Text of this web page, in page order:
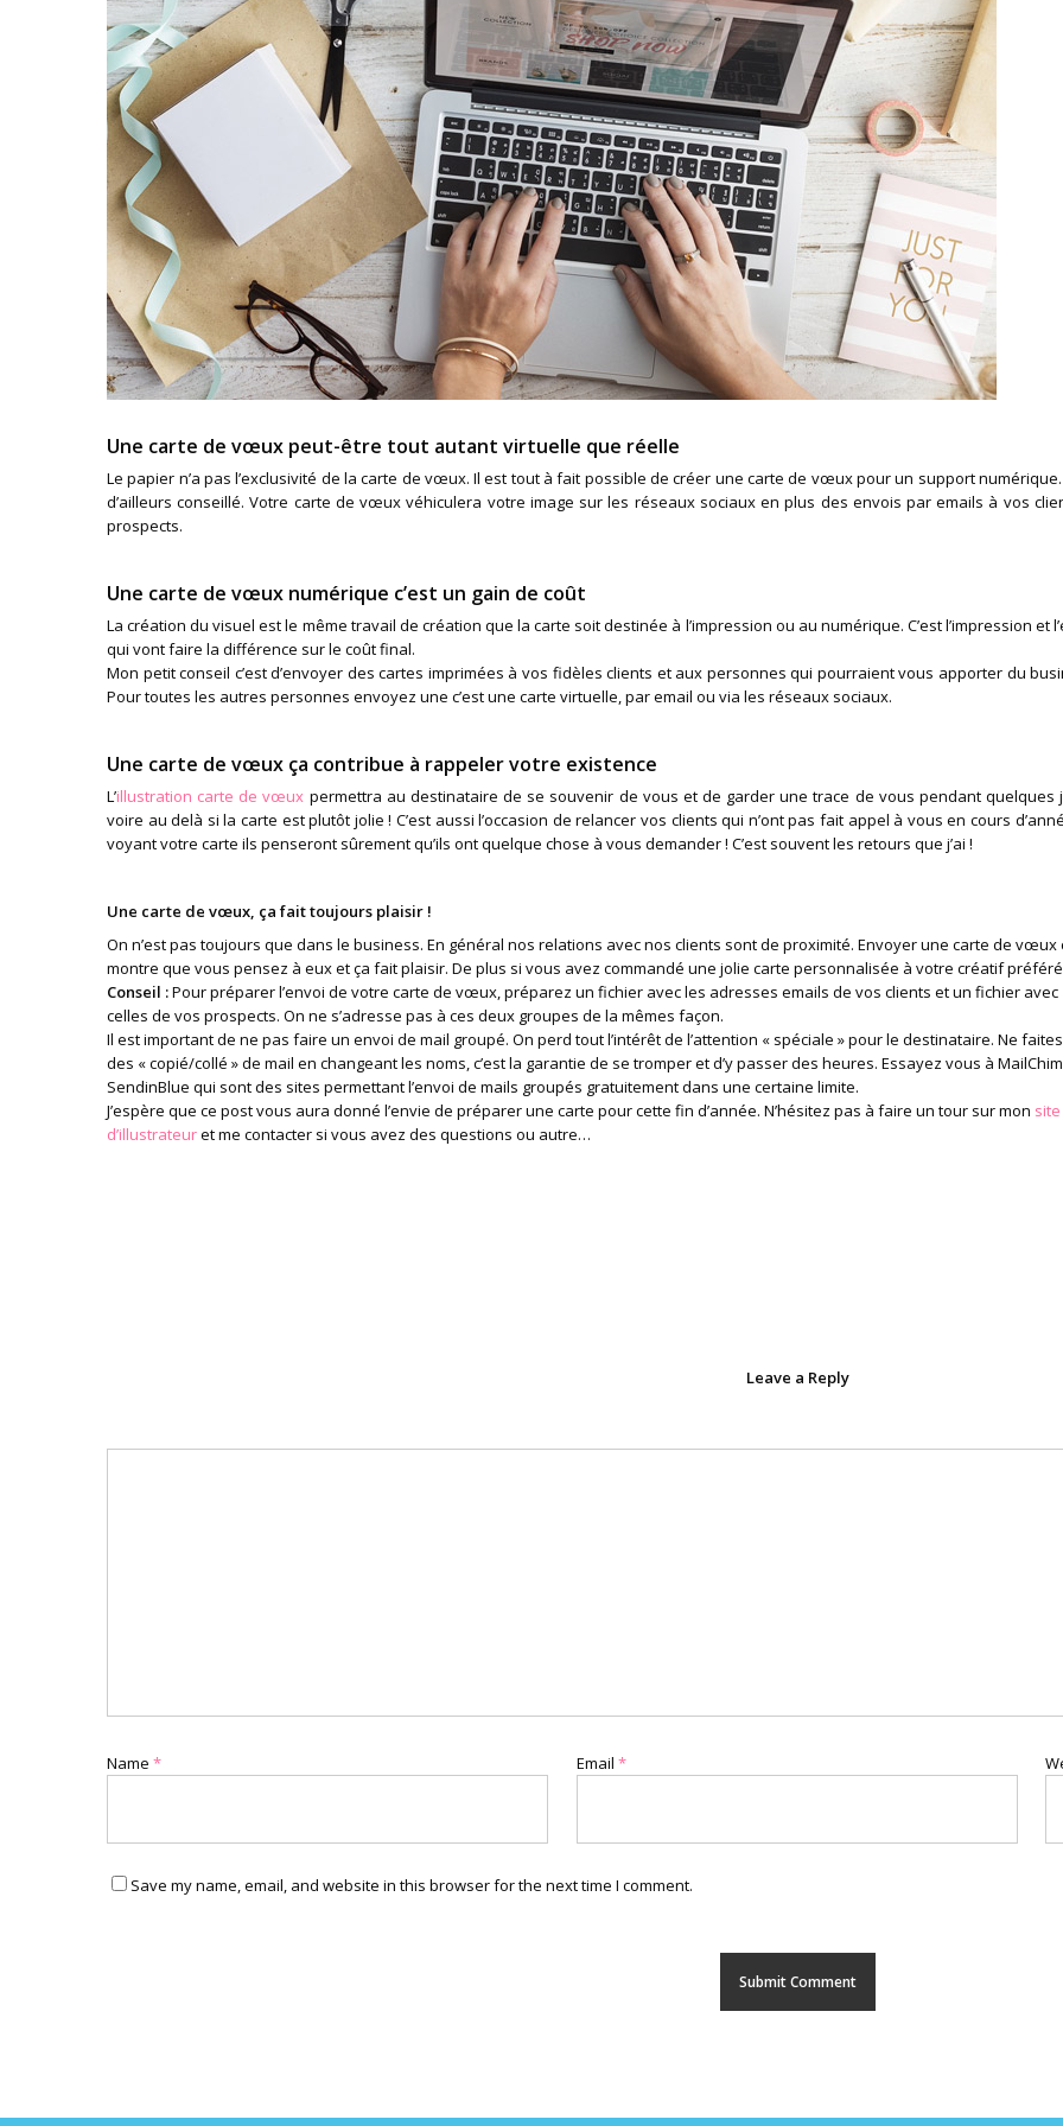
Une carte de vœux peut-être tout autant virtuelle que réelle
Le papier n’a pas l’exclusivité de la carte de vœux. Il est tout à fait possible de créer une carte de vœux pour un support numérique.
d’ailleurs conseillé. Votre carte de vœux véhiculera votre image sur les réseaux sociaux en plus des envois par emails à vos
prospects.
Une carte de vœux numérique c’est un gain de coût
La création du visuel est le même travail de création que la carte soit destinée à l’impression ou au numérique. C’est l’impression et
qui vont faire la différence sur le coût final.
Mon petit conseil c’est d’envoyer des cartes imprimées à vos fidèles clients et aux personnes qui pourraient vous apporter du
Pour toutes les autres personnes envoyez une c’est une carte virtuelle, par email ou via les réseaux sociaux.
Une carte de vœux ça contribue à rappeler votre existence
L’illustration carte de vœux permettra au destinataire de se souvenir de vous et de garder une trace de vous pendant quelques
voire au delà si la carte est plutôt jolie ! C’est aussi l’occasion de relancer vos clients qui n’ont pas fait appel à vous en cours
voyant votre carte ils penseront sûrement qu’ils ont quelque chose à vous demander ! C’est souvent les retours que j’ai !
Une carte de vœux, ça fait toujours plaisir !
On n’est pas toujours que dans le business. En général nos relations avec nos clients sont de proximité. Envoyer une carte de vœux
montre que vous pensez à eux et ça fait plaisir. De plus si vous avez commandé une jolie carte personnalisée à votre créatif
Conseil :Pour préparer l’envoi de votre carte de vœux, préparez un fichier avec les adresses emails de vos clients et un fichier avec
celles de vos prospects. On ne s’adresse pas à ces deux groupes de la mêmes façon.
Il est important de ne pas faire un envoi de mail groupé. On perd tout l’intérêt de l’attention « spéciale » pour le destinataire. Ne
des « copié/collé » de mail en changeant les noms, c’est la garantie de se tromper et d’y passer des heures. Essayez vous à
SendinBlue qui sont des sites permettant l’envoi de mails groupés gratuitement dans une certaine limite.
J’espère que ce post vous aura donné l’envie de préparer une carte pour cette fin d’année. N’hésitez pas à faire un tour sur mon site
d’illustrateuret me contacter si vous avez des questions ou autre…
Leave a Reply
Name * Email *
Save my name, email, and website in this browser for the next time I comment.